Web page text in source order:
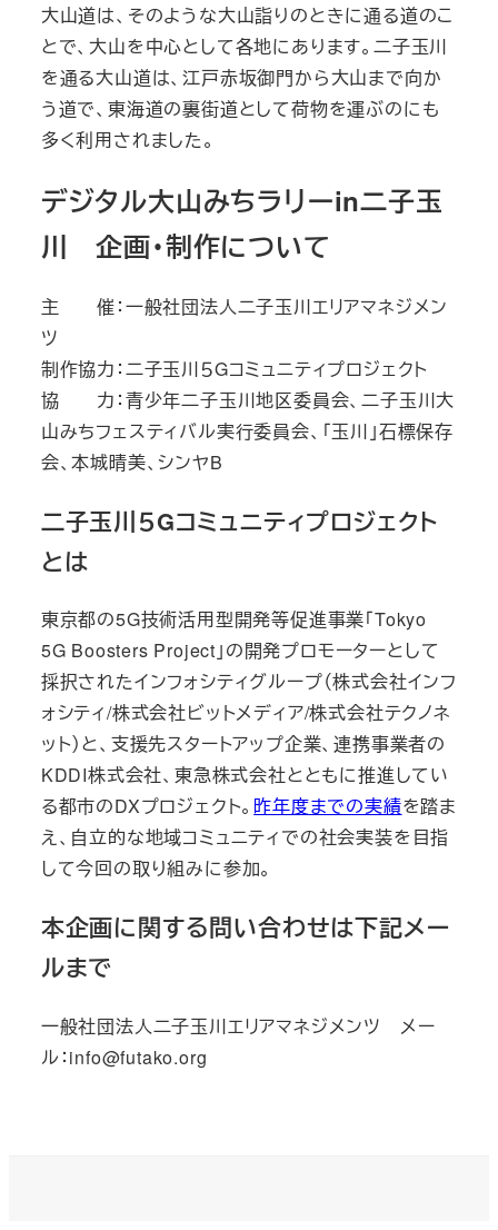
大山道は、そのような大山詣りのときに通る道のこ
とで、大山を中心として各地にあります。二子玉川
を通る大山道は、江戸赤坂御門から大山まで向か
う道で、東海道の裏街道として荷物を運ぶのにも
多く利用されました。
デジタル大山みちラリーin二子玉
川 企画・制作について
主 催：一般社団法人二子玉川エリアマネジメン
ツ
制作協力：二子玉川５Gコミュニティプロジェクト
協 力：青少年二子玉川地区委員会、二子玉川大
山みちフェスティバル実行委員会、「玉川」石標保存
会、本城晴美、シンヤB
二子玉川５Gコミュニティプロジェクト
とは
東京都の5G技術活用型開発等促進事業「Tokyo
5G Boosters Project」の開発プロモーターとして
採択されたインフォシティグループ（株式会社インフ
ォシティ/株式会社ビットメディア/株式会社テクノネ
ット）と、支援先スタートアップ企業、連携事業者の
KDDI株式会社、東急株式会社とともに推進してい
る都市のDXプロジェクト。 昨年度までの実績を踏ま
え、自立的な地域コミュニティでの社会実装を目指
して今回の取り組みに参加。
本企画に関する問い合わせは下記メー
ルまで
一般社団法人二子玉川エリアマネジメンツ メー
ル：info@futako.org